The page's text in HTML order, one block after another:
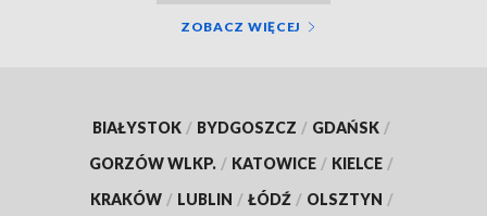
ZOBACZ WIĘCEJ
BIAŁYSTOK / BYDGOSZCZ / GDAŃSK /
GORZÓW WLKP. / KATOWICE / KIELCE /
KRAKÓW / LUBLIN / ŁÓDŹ / OLSZTYN /